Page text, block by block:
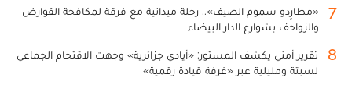
7
«مطارِدو سموم الصيف».. رحلة ميدانية مع فرقة لمكافحة القوارض
والزواحف بشوارع الدار البيضاء
8
تقرير أمني يكشف المستور: «أيادي جزائرية» وجهت الاقتحام الجماعي
لسبتة ومليلية عبر «غرفة قيادة رقمية»